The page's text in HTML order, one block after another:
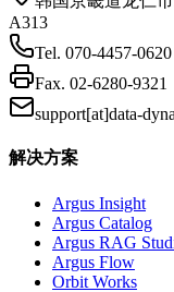
A313
Tel. 070-4457-0620
Fax. 02-6280-9321
support[at]data-
解决方案
Argus Insight
Argus Catalog
Argus RAG
Argus Flow
Orbit Works